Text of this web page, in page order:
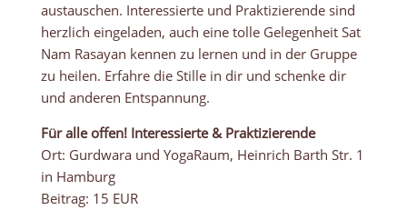
austauschen. Interessierte und Praktizierende sind
herzlich eingeladen, auch eine tolle Gelegenheit Sat
Nam Rasayan kennen zu lernen und in der Gruppe
zu heilen. Erfahre die Stille in dir und schenke dir
und anderen Entspannung.
Für alle offen! Interessierte & Praktizierende
Ort: Gurdwara und YogaRaum, Heinrich Barth Str. 1
in Hamburg
Beitrag: 15 EUR